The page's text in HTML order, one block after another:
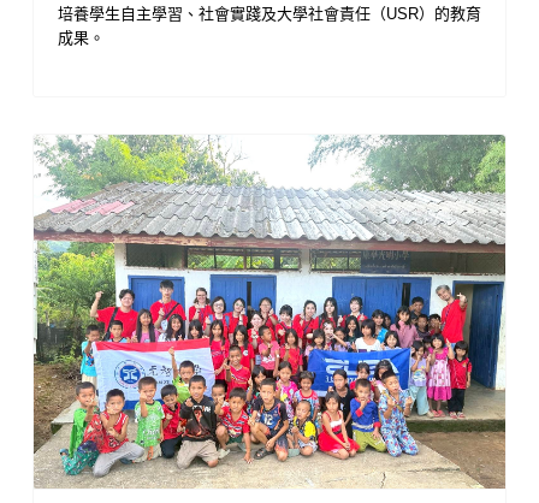
培養學生自主學習、社會實踐及大學社會責任（USR）的教育
成果。